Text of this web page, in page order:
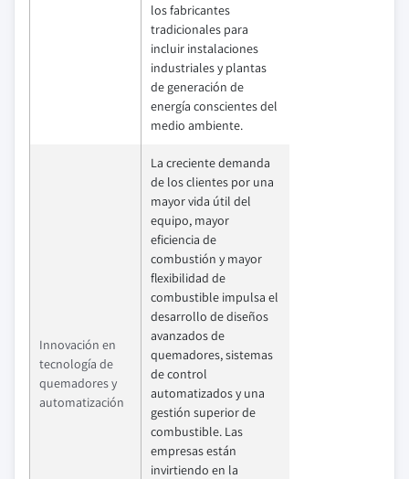
los fabricantes
tradicionales para
incluir instalaciones
industriales y plantas
de generación de
energía conscientes del
medio ambiente.
Innovación en
tecnología de
quemadores y
automatización
La creciente demanda
de los clientes por una
mayor vida útil del
equipo, mayor
eficiencia de
combustión y mayor
flexibilidad de
combustible impulsa el
desarrollo de diseños
avanzados de
quemadores, sistemas
de control
automatizados y una
gestión superior de
combustible. Las
empresas están
invirtiendo en la